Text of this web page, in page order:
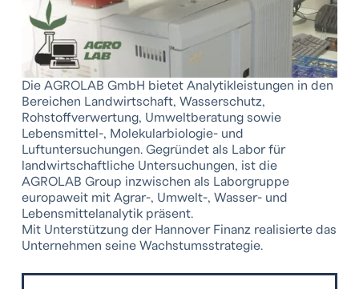
Die AGROLAB GmbH bietet Analytikleistungen in den
Bereichen Landwirtschaft, Wasserschutz,
Rohstoffverwertung, Umweltberatung sowie
Lebensmittel-, Molekularbiologie- und
Luftuntersuchungen. Gegründet als Labor für
landwirtschaftliche Untersuchungen, ist die
AGROLAB Group inzwischen als Laborgruppe
europaweit mit Agrar-, Umwelt-, Wasser- und
Lebensmittelanalytik präsent.
Mit Unterstützung der Hannover Finanz realisierte das
Unternehmen seine Wachstumsstrategie.